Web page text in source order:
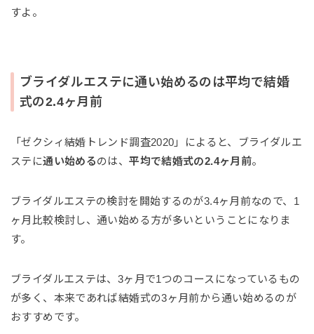
すよ。
ブライダルエステに通い始めるのは平均で結婚
式の2.4ヶ月前
「ゼクシィ結婚トレンド調査2020」によると、ブライダルエ
ステに通い始めるのは、平均で結婚式の2.4ヶ月前。
ブライダルエステの検討を開始するのが3.4ヶ月前なので、1
ヶ月比較検討し、通い始める方が多いということになりま
す。
ブライダルエステは、3ヶ月で1つのコースになっているもの
が多く、本来であれば結婚式の3ヶ月前から通い始めるのが
おすすめです。